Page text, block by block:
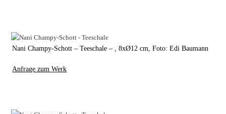
Nani Champy-Schott – Teeschale – , 8xØ12 cm, Foto: Edi Baumann
Anfrage zum Werk